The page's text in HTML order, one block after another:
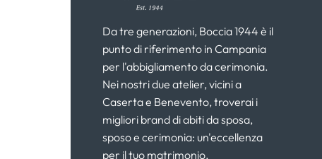
Da tre generazioni, Boccia 1944 è il
punto di riferimento in Campania
per l'abbigliamento da cerimonia.
Nei nostri due atelier, vicini a
Caserta e Benevento, troverai i
migliori brand di abiti da sposa,
sposo e cerimonia: un'eccellenza
per il tuo matrimonio.